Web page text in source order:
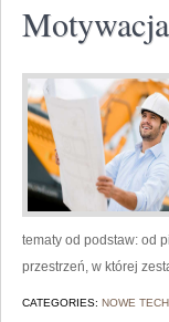
tematy od podstaw: od
przestrzeń, w której
CATEGORIES: NOWE